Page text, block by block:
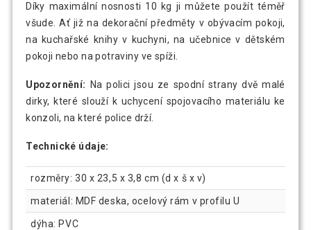
Díky maximální nosnosti 10 kg ji můžete použít téměř
všude. Ať již na dekorační předměty v obývacím pokoji,
na kuchařské knihy v kuchyni, na učebnice v dětském
pokoji nebo na potraviny ve spíži.
Upozornění:
Na polici jsou ze spodní strany dvě malé
dirky, které slouží k uchycení spojovacího materiálu ke
konzoli, na které police drží.
Technické údaje:
rozměry: 30 x 23,5 x 3,8 cm (d x š x v)
materiál: MDF deska, ocelový rám v profilu U
dýha: PVC